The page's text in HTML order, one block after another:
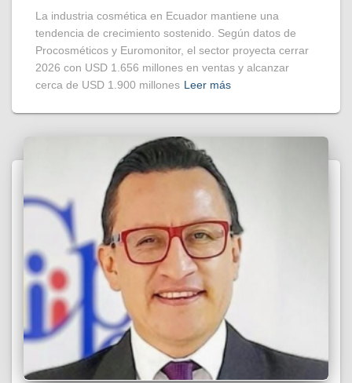
La industria cosmética en Ecuador mantiene una
tendencia de crecimiento sostenido. Según datos de
Procosméticos y Euromonitor, el sector proyecta cerrar
2026 con USD 1.656 millones en ventas y alcanzar
cerca de USD 1.900 millones Leer más